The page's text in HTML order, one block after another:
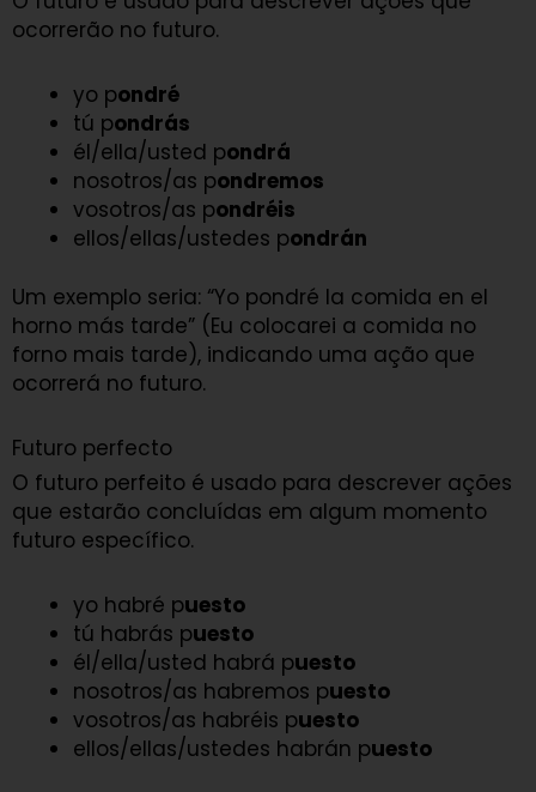
ocorrerão no futuro.
yo pondré
tú pondrás
él/ella/usted pondrá
nosotros/as pondremos
vosotros/as pondréis
ellos/ellas/ustedes pondrán
Um exemplo seria: “Yo pondré la comida en el
horno más tarde” (Eu colocarei a comida no
forno mais tarde), indicando uma ação que
ocorrerá no futuro.
Futuro perfecto
O futuro perfeito é usado para descrever ações
que estarão concluídas em algum momento
futuro específico.
yo habré puesto
tú habrás puesto
él/ella/usted habrá puesto
nosotros/as habremos puesto
vosotros/as habréis puesto
ellos/ellas/ustedes habrán puesto